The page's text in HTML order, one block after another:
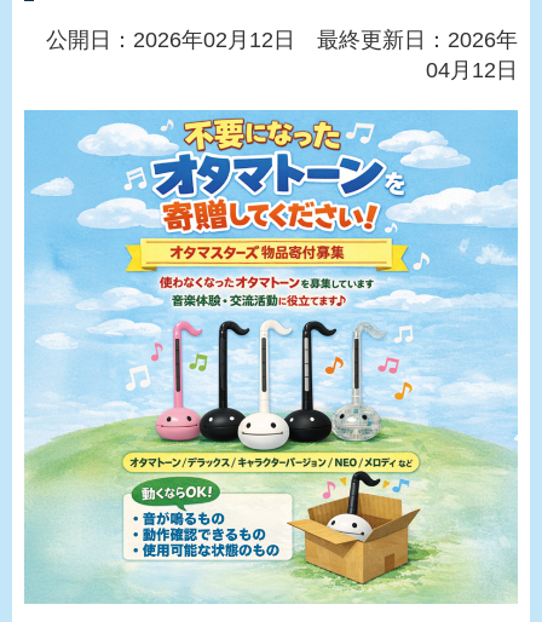
公開日：2026年02月12日 最終更新日：2026年
04月12日